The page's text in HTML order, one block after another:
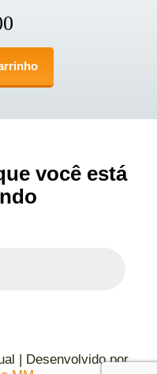
você está
| Desenvolvido por